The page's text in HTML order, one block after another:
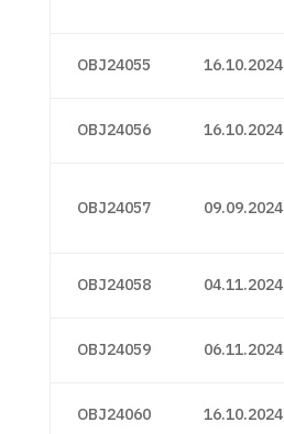
OBJ24055 16.10.2024
OBJ24056 16.10.2024
OBJ24057 09.09.2024
OBJ24058 04.11.2024
OBJ24059 06.11.2024
OBJ24060 16.10.2024